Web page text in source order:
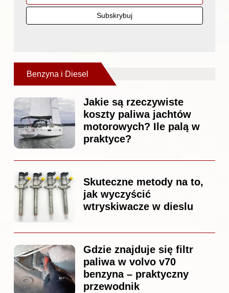
Benzyna i Diesel
Jakie są rzeczywiste
koszty paliwa jachtów
motorowych? Ile palą w
praktyce?
Skuteczne metody na to,
jak wyczyścić
wtryskiwacze w dieslu
Gdzie znajduje się filtr
paliwa w volvo v70
benzyna – praktyczny
przewodnik